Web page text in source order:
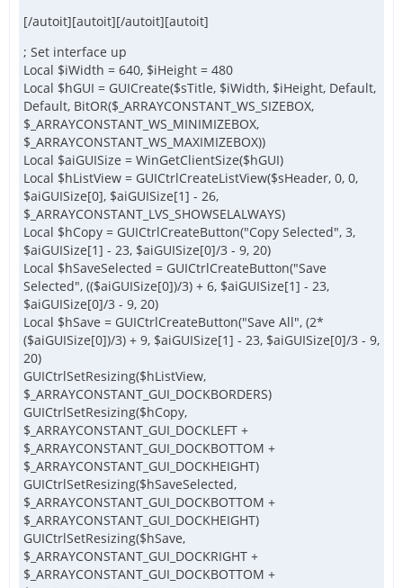
[/autoit][autoit][/autoit][autoit]
; Set interface up
Local $iWidth = 640, $iHeight = 480
Local $hGUI = GUICreate($sTitle, $iWidth, $iHeight, Default,
Default, BitOR($_ARRAYCONSTANT_WS_SIZEBOX,
$_ARRAYCONSTANT_WS_MINIMIZEBOX,
$_ARRAYCONSTANT_WS_MAXIMIZEBOX))
Local $aiGUISize = WinGetClientSize($hGUI)
Local $hListView = GUICtrlCreateListView($sHeader, 0, 0,
$aiGUISize[0], $aiGUISize[1] - 26,
$_ARRAYCONSTANT_LVS_SHOWSELALWAYS)
Local $hCopy = GUICtrlCreateButton("Copy Selected", 3,
$aiGUISize[1] - 23, $aiGUISize[0]/3 - 9, 20)
Local $hSaveSelected = GUICtrlCreateButton("Save
Selected", (($aiGUISize[0])/3) + 6, $aiGUISize[1] - 23,
$aiGUISize[0]/3 - 9, 20)
Local $hSave = GUICtrlCreateButton("Save All", (2*
($aiGUISize[0])/3) + 9, $aiGUISize[1] - 23, $aiGUISize[0]/3 - 9,
20)
GUICtrlSetResizing($hListView,
$_ARRAYCONSTANT_GUI_DOCKBORDERS)
GUICtrlSetResizing($hCopy,
$_ARRAYCONSTANT_GUI_DOCKLEFT +
$_ARRAYCONSTANT_GUI_DOCKBOTTOM +
$_ARRAYCONSTANT_GUI_DOCKHEIGHT)
GUICtrlSetResizing($hSaveSelected,
$_ARRAYCONSTANT_GUI_DOCKBOTTOM +
$_ARRAYCONSTANT_GUI_DOCKHEIGHT)
GUICtrlSetResizing($hSave,
$_ARRAYCONSTANT_GUI_DOCKRIGHT +
$_ARRAYCONSTANT_GUI_DOCKBOTTOM +